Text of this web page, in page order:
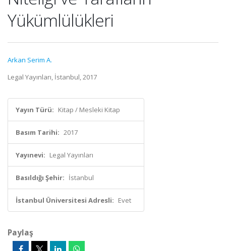
Yükümlülükleri
Arkan Serim A.
Legal Yayınları, İstanbul, 2017
Yayın Türü: Kitap / Mesleki Kitap
Basım Tarihi: 2017
Yayınevi: Legal Yayınları
Basıldığı Şehir: İstanbul
İstanbul Üniversitesi Adresli: Evet
Paylaş